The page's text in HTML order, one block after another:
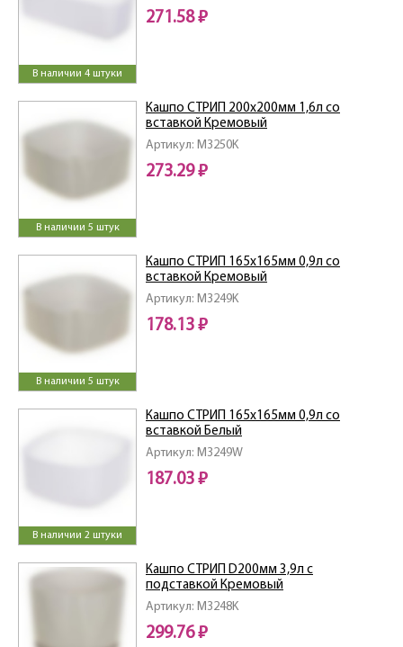
В наличии 4 штуки
271.58 ₽
В наличии 5 штук
Артикул: M3250K
Кашпо СТРИП 200х200мм 1,6л со
вставкой Кремовый
273.29 ₽
В наличии 5 штук
Артикул: M3249K
Кашпо СТРИП 165х165мм 0,9л со
вставкой Кремовый
178.13 ₽
В наличии 2 штуки
Артикул: M3249W
Кашпо СТРИП 165х165мм 0,9л со
вставкой Белый
187.03 ₽
Артикул: M3248K
Кашпо СТРИП D200мм 3,9л с
подставкой Кремовый
299.76 ₽